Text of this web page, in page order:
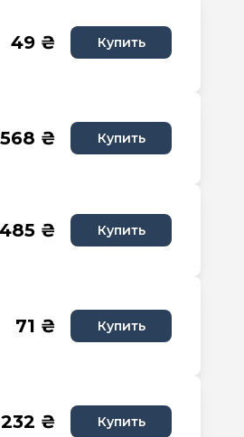
49 ₴ Купить
568 ₴ Купить
485 ₴ Купить
71 ₴ Купить
₴ Купить